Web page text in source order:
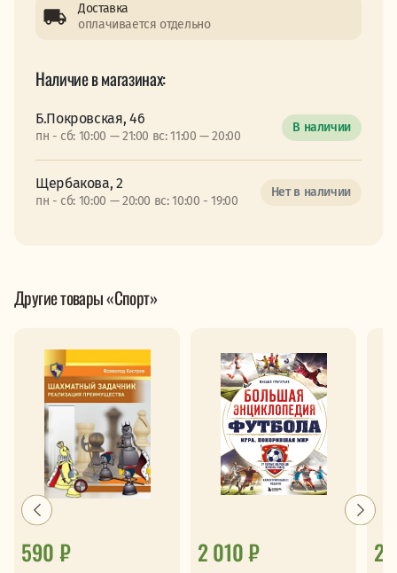
Доставка
оплачивается отдельно
Наличие в магазинах:
Б.Покровская, 46
пн - сб: 10:00 — 21:00 вс: 11:00 — 20:00
В наличии
Щербакова, 2
пн - сб: 10:00 — 20:00 вс: 10:00 - 19:00
Нет в наличии
Другие товары «Спорт»
590 ₽ 2 010 ₽